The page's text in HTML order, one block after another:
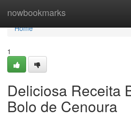
nowbookmarks
Home
Home
1
Deliciosa Receita
Bolo de Cenoura